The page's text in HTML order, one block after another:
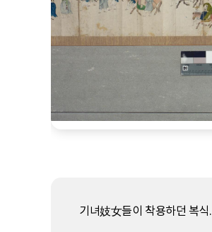
기녀妓女들이 착용하던 복식.